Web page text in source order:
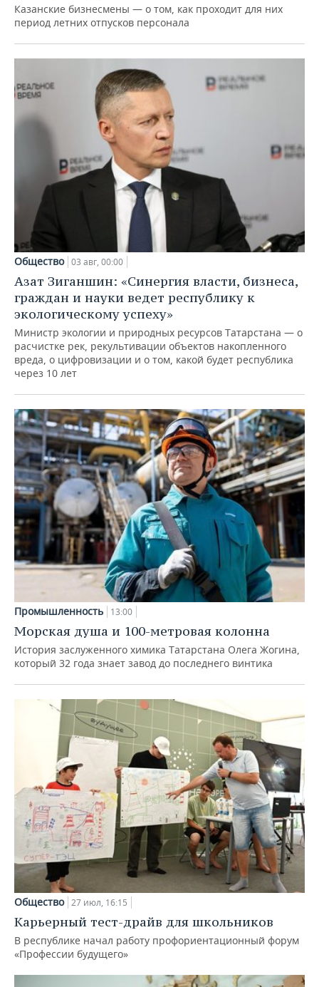
Казанские бизнесмены — о том, как проходит для них
период летних отпусков персонала
Общество 03 авг, 00:00
Азат Зиганшин: «Синергия власти, бизнеса,
граждан и науки ведет республику к
экологическому успеху»
Министр экологии и природных ресурсов Татарстана — о
расчистке рек, рекультивации объектов накопленного
вреда, о цифровизации и о том, какой будет республика
через 10 лет
Промышленность 13:00
Морская душа и 100-метровая колонна
История заслуженного химика Татарстана Олега Жогина,
который 32 года знает завод до последнего винтика
Общество 27 июл, 16:15
Карьерный тест-драйв для школьников
В республике начал работу профориентационный форум
«Профессии будущего»